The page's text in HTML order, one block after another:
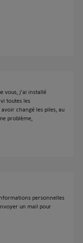
vous, j’ai installé
toutes les
changé les piles, au
problème,
personnelles
un mail pour